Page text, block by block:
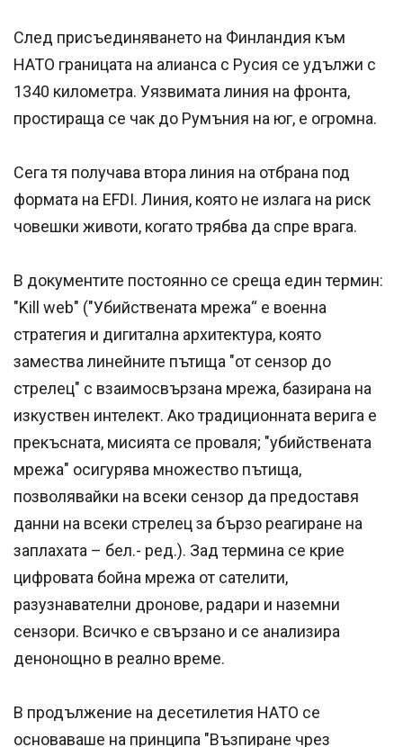
След присъединяването на Финландия към
НАТО границата на алианса с Русия се удължи с
1340 километра. Уязвимата линия на фронта,
простираща се чак до Румъния на юг, е огромна.
Сега тя получава втора линия на отбрана под
формата на EFDI. Линия, която не излага на риск
човешки животи, когато трябва да спре врага.
В документите постоянно се среща един термин:
"Kill web" ("Убийствената мрежа“ е военна
стратегия и дигитална архитектура, която
замества линейните пътища "от сензор до
стрелец" с взаимосвързана мрежа, базирана на
изкуствен интелект. Ако традиционната верига е
прекъсната, мисията се проваля; "убийствената
мрежа" осигурява множество пътища,
позволявайки на всеки сензор да предоставя
данни на всеки стрелец за бързо реагиране на
заплахата – бел.- ред.). Зад термина се крие
цифровата бойна мрежа от сателити,
разузнавателни дронове, радари и наземни
сензори. Всичко е свързано и се анализира
денонощно в реално време.
В продължение на десетилетия НАТО се
основаваше на принципа "Възпиране чрез